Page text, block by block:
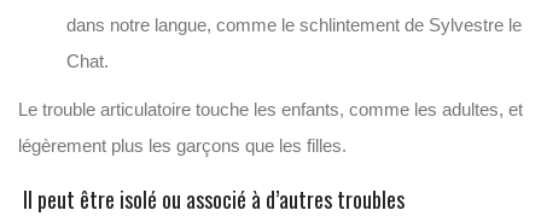
dans notre langue, comme le schlintement de Sylvestre le
Chat.
Le trouble articulatoire touche les enfants, comme les adultes, et
légèrement plus les garçons que les filles.
Il peut être isolé ou associé à d’autres troubles